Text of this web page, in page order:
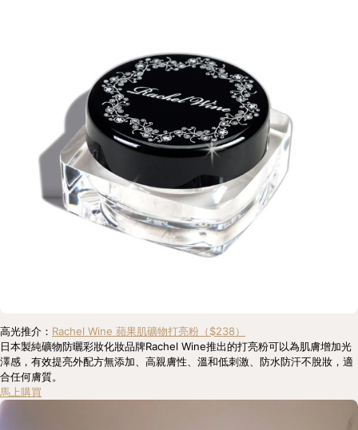
高光推介： Rachel Wine 蘋果肌礦物打亮粉（$238）
日本製純礦物防曬彩妝化妝品牌Rachel Wine推出的打亮粉可以為肌膚增加光
澤感，有效提亮外配方無添加、高親膚性、溫和低刺激、防水防汗不脫妝，適
合任何膚質。
馬上購買